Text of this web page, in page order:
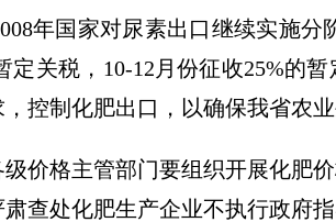
国家对尿素出口继续实施分
定关税，10-12月份征收25%的
控制化肥出口，以确保我省农业
格主管部门要组织开展化肥
查处化肥生产企业不执行政府